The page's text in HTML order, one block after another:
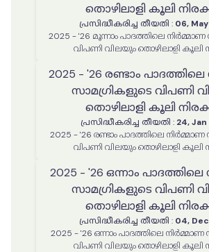
തൊഴിലാളി കൂലി
പ്രസിദ്ധീകരിച്ച തീയതി : 06,
2025 - '26 മൂന്നാം പാദത്തിലെ നിർമ്മാണ സാമഗ്രികളുടെ
വിപണി വിലയും തൊഴിലാളി കൂലി
2025 - '26 രണ്ടാം
സാമഗ്രികളുടെ വിപണി
തൊഴിലാളി കൂലി
പ്രസിദ്ധീകരിച്ച തീയതി : 24,
2025 - '26 രണ്ടാം പാദത്തിലെ നിർമ്മാണ സാമഗ്രികളുടെ
വിപണി വിലയും തൊഴിലാളി കൂലി
2025 - '26 ഒന്നാം
സാമഗ്രികളുടെ വിപണി
തൊഴിലാളി കൂലി
പ്രസിദ്ധീകരിച്ച തീയതി : 04,
2025 - '26 ഒന്നാം പാദത്തിലെ നിർമ്മാണ സാമഗ്രികളുടെ
വിപണി വിലയും തൊഴിലാളി കൂലി